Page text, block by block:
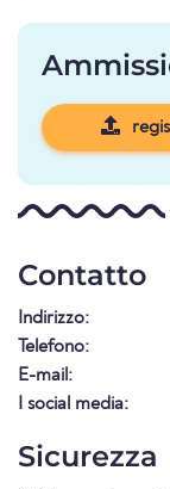
Contatto
Indirizzo:
Telefono:
E-mail:
I social media:
Sicurezza